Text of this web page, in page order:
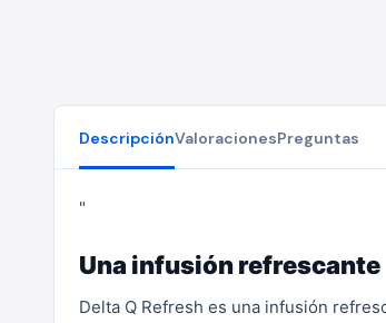
DescripciónValoracionesPreguntas
"
Una infusión refrescante
Delta Q Refresh es una infusión